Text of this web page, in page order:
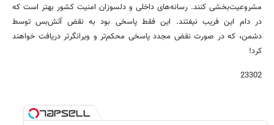
مشروعیت‌بخشی کنند. رسانه‌های داخلی و دلسوزان امنیت کشور بهتر است که
در دام این فریب نیفتند. این فقط پاسخی بود به نقض آتش‌بس توسط
دشمن، که در صورت نقض مجدد پاسخی محکم‌تر و ویرانگرتر دریافت خواهند
کرد!
23302